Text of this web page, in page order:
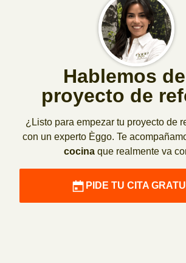
Hablemos
proyecto de
¿Listo para empezar tu proyecto de
con un experto Èggo. Te
cocina que realmente va
PIDE TU CITA